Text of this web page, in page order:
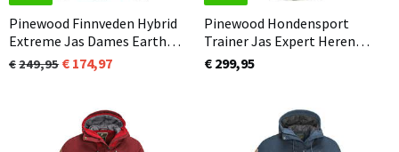
Pinewood Finnveden Hybrid
Extreme Jas Dames Earth
Plum (817)
249,95 174,97
Pinewood Hondensport
Trainer Jas Expert Heren
Extreme Mosgroen (135)
€ 299,95